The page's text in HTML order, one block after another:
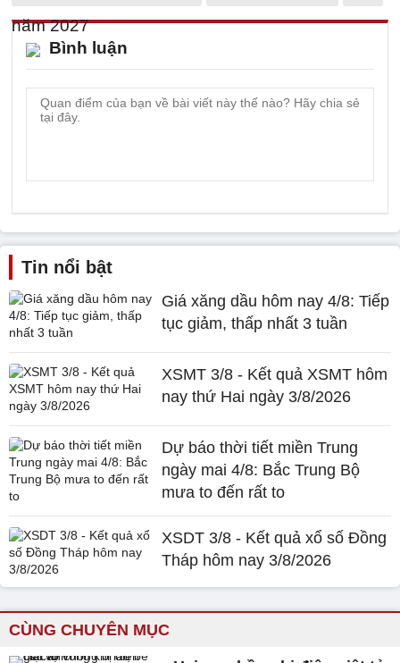
Bình luận
Tin nổi bật
Giá xăng dầu hôm nay 4/8: Tiếp
tục giảm, thấp nhất 3 tuần
XSMT 3/8 - Kết quả XSMT hôm
nay thứ Hai ngày 3/8/2026
Dự báo thời tiết miền Trung
ngày mai 4/8: Bắc Trung Bộ
mưa to đến rất to
XSDT 3/8 - Kết quả xổ số Đồng
Tháp hôm nay 3/8/2026
CÙNG CHUYÊN MỤC